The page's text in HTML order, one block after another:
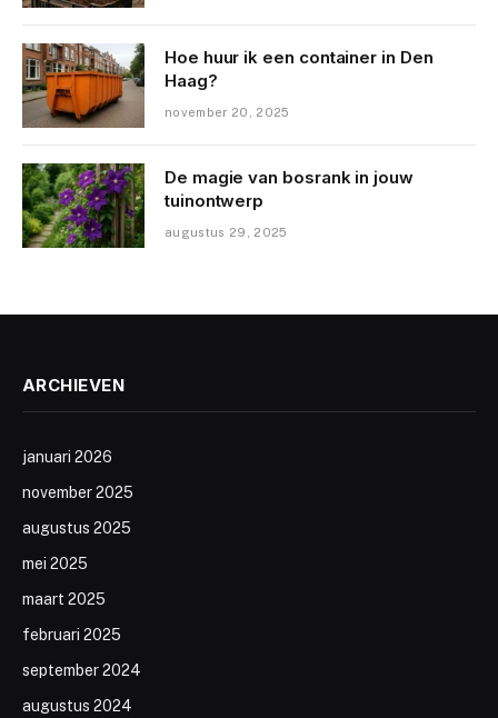
Hoe huur ik een container in Den
Haag?
november 20, 2025
De magie van bosrank in jouw
tuinontwerp
augustus 29, 2025
ARCHIEVEN
januari 2026
november 2025
augustus 2025
mei 2025
maart 2025
februari 2025
september 2024
augustus 2024